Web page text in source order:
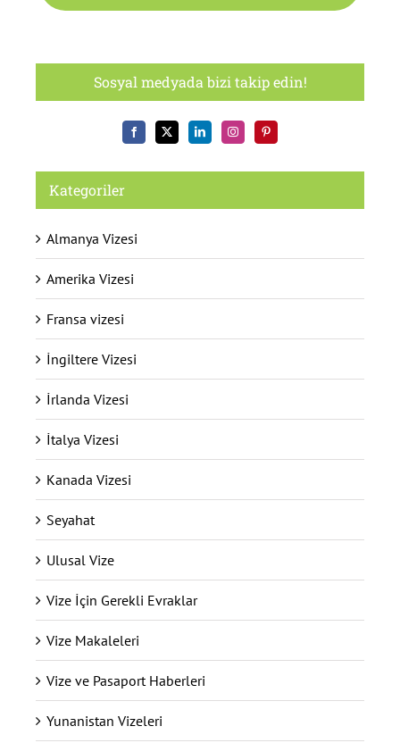
Sosyal medyada bizi takip edin!
Kategoriler
Almanya Vizesi
Amerika Vizesi
Fransa vizesi
İngiltere Vizesi
İrlanda Vizesi
İtalya Vizesi
Kanada Vizesi
Seyahat
Ulusal Vize
Vize İçin Gerekli Evraklar
Vize Makaleleri
Vize ve Pasaport Haberleri
Yunanistan Vizeleri